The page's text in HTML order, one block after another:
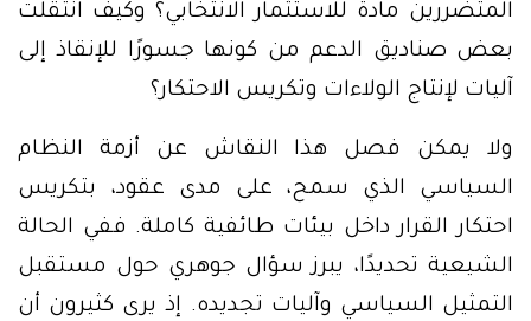
المتضررين مادة للاستثمار الانتخابي؟ وكيف انتقلت
بعض صناديق الدعم من كونها جسورًا للإنقاذ إلى
آليات لإنتاج الولاءات وتكريس الاحتكار؟
ولا يمكن فصل هذا النقاش عن أزمة النظام
السياسي الذي سمح، على مدى عقود، بتكريس
احتكار القرار داخل بيئات طائفية كاملة. ففي الحالة
الشيعية تحديدًا، يبرز سؤال جوهري حول مستقبل
التمثيل السياسي وآليات تجديده. إذ يرى كثيرون أن